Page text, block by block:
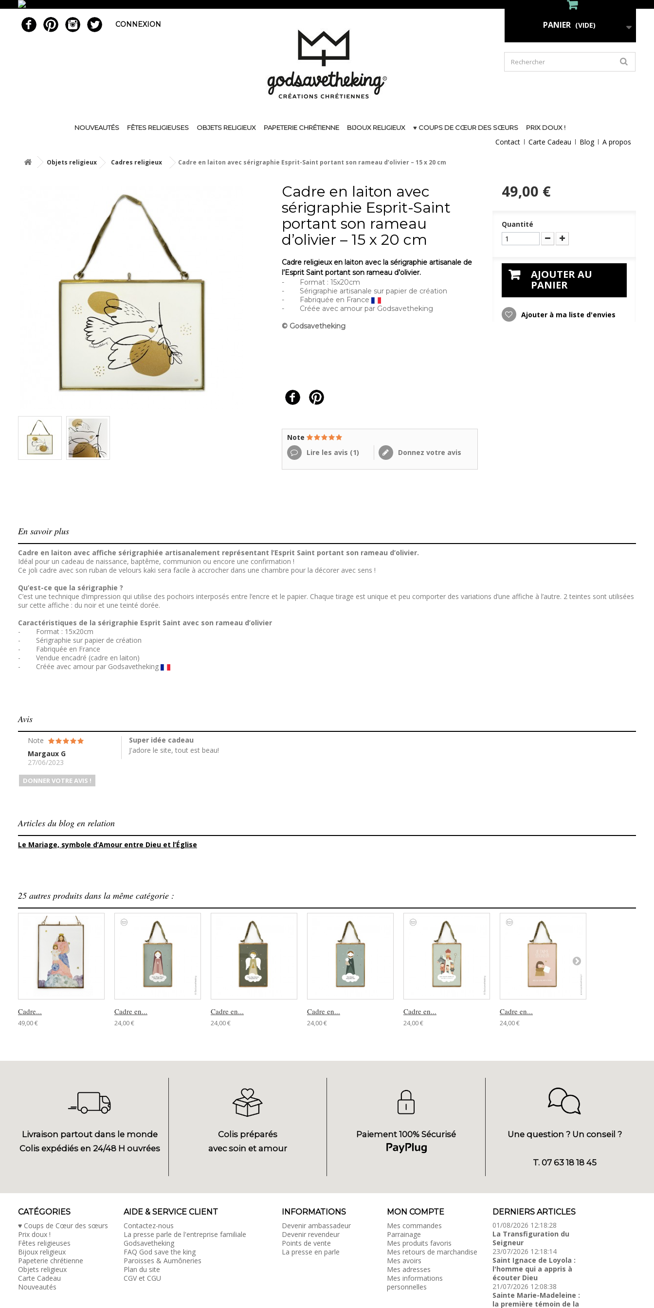
CONNEXION PANIER (VIDE)
NOUVEAUTÉS FÊTES RELIGIEUSES OBJETS RELIGIEUX PAPETERIE CHRÉTIENNE BIJOUX RELIGIEUX ♥ COUPS DE CŒUR DES SŒURS PRIX DOUX !
Contact Carte Cadeau Blog A propos
Objets religieux Cadres religieux Cadre en laiton avec sérigraphie Esprit-Saint portant son rameau d’olivier – 15 x 20 cm
Cadre en laiton avec
sérigraphie Esprit-Saint
portant son rameau
d’olivier – 15 x 20 cm
Cadre religieux en laiton avec la sérigraphie artisanale de
l’Esprit Saint portant son rameau d’olivier.
- Format : 15x20cm
- Sérigraphie artisanale sur papier de création
- Fabriquée en France
- Créée avec amour par Godsavetheking
© Godsavetheking
Note
Lire les avis (1) Donnez votre avis
49,00 €
Quantité
AJOUTER AU
PANIER
Ajouter à ma liste d'envies
En savoir plus
Cadre en laiton avec affiche sérigraphiée artisanalement représentant l’Esprit Saint portant son rameau d’olivier.
Idéal pour un cadeau de naissance, baptême, communion ou encore une confirmation !
Ce joli cadre avec son ruban de velours kaki sera facile à accrocher dans une chambre pour la décorer avec sens !
Qu’est-ce que la sérigraphie ?
C’est une technique d’impression qui utilise des pochoirs interposés entre l’encre et le papier. Chaque tirage est unique et peu comporter des variations d’une affiche à l’autre. 2 teintes sont utilisées
sur cette affiche : du noir et une teinté dorée.
Caractéristiques de la sérigraphie Esprit Saint avec son rameau d’olivier
- Format : 15x20cm
- Sérigraphie sur papier de création
- Fabriquée en France
- Vendue encadré (cadre en laiton)
- Créée avec amour par Godsavetheking
Avis
Note
Margaux G
27/06/2023
Super idée cadeau
J'adore le site, tout est beau!
DONNER VOTRE AVIS !
Articles du blog en relation
Le Mariage, symbole d’Amour entre Dieu et l’Église
25 autres produits dans la même catégorie :
Cadre...
49,00 €
Cadre en...
24,00 €
Cadre en...
24,00 €
Cadre en...
24,00 €
Cadre en...
24,00 €
Cadre en...
24,00 €
Livraison partout dans le monde
Colis expédiés en 24/48 H ouvrées
Colis préparés
avec soin et amour
Paiement 100% Sécurisé Une question ? Un conseil ?
T. 07 63 18 18 45
CATÉGORIES
♥ Coups de Cœur des sœurs
Prix doux !
Fêtes religieuses
Bijoux religieux
Papeterie chrétienne
Objets religieux
Carte Cadeau
Nouveautés
AIDE & SERVICE CLIENT
Contactez-nous
La presse parle de l'entreprise familiale
Godsavetheking
FAQ God save the king
Paroisses & Aumôneries
Plan du site
CGV et CGU
INFORMATIONS
Devenir ambassadeur
Devenir revendeur
Points de vente
La presse en parle
MON COMPTE
Mes commandes
Parrainage
Mes produits favoris
Mes retours de marchandise
Mes avoirs
Mes adresses
Mes informations
personnelles
DERNIERS ARTICLES
01/08/2026 12:18:28
La Transfiguration du
Seigneur
23/07/2026 12:18:14
Saint Ignace de Loyola :
l'homme qui a appris à
écouter Dieu
21/07/2026 12:08:38
Sainte Marie-Madeleine :
la première témoin de la